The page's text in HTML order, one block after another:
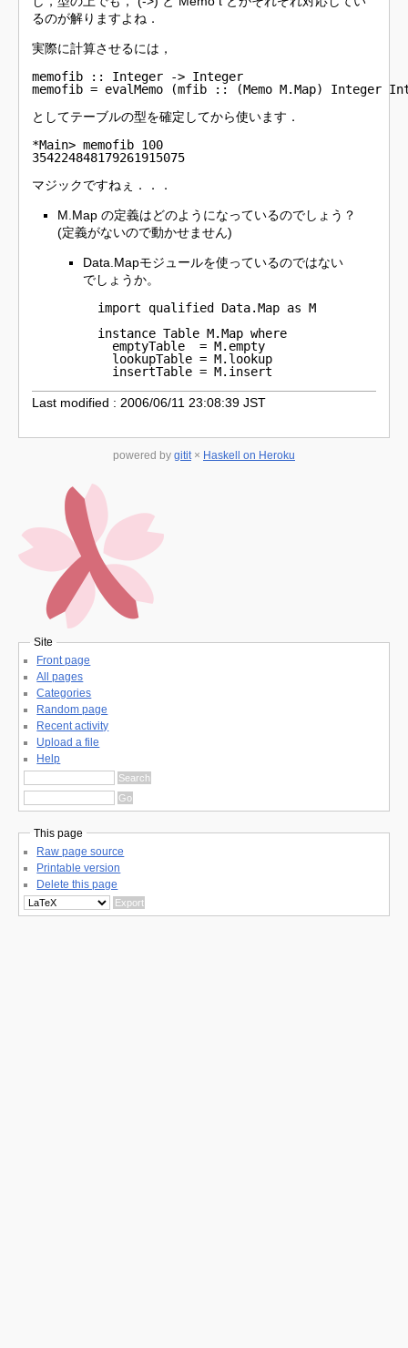
るのが解りますよね．
実際に計算させるには，
memofib :: Integer -> Integer
memofib = evalMemo (mfib :: (Memo M.Map) Integer
としてテーブルの型を確定してから使います．
*Main> memofib 100
354224848179261915075
マジックですねぇ．．．
M.Map の定義はどのようになっているのでしょう？
(定義がないので動かせません)
Data.Mapモジュールを使っているのではない
でしょうか。
  import qualified Data.Map as M
  instance Table M.Map where
    emptyTable  = M.empty
    lookupTable = M.lookup
    insertTable = M.insert
Last modified : 2006/06/11 23:08:39 JST
powered by gitit× Haskell on Heroku
Site
Front page
All pages
Categories
Random page
Recent activity
Upload a file
Help
This page
Raw page source
Printable version
Delete this page